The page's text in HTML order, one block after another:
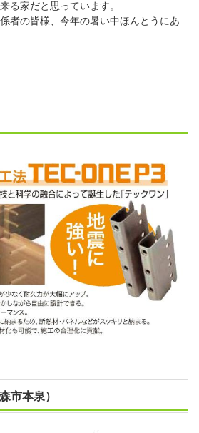
る家だと思っています。
者の皆様、今年の暑い中ほんとうにあ
市本泉）